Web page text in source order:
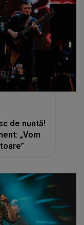
de nuntă!
„Vom